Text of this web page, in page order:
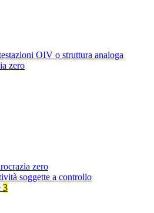
OIV o struttura analoga
zero
zero
soggette a controllo
3